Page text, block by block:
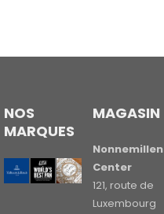
NOS
MARQUES
MAGASIN
Nonnemillen
Center
121, route de
Luxembourg